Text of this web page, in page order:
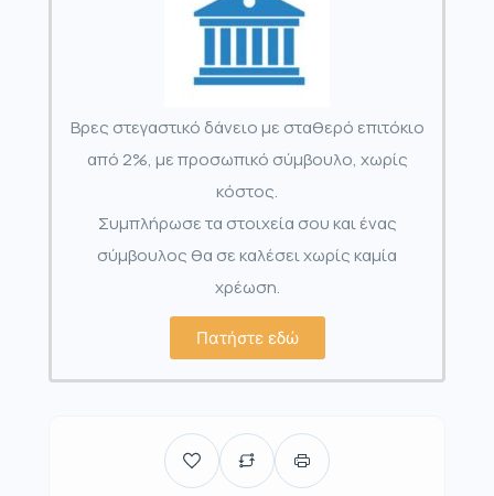
Βρες στεγαστικό δάνειο με σταθερό επιτόκιο
από 2%, με προσωπικό σύμβουλο, χωρίς
κόστος.
Συμπλήρωσε τα στοιχεία σου και ένας
σύμβουλος θα σε καλέσει χωρίς καμία
χρέωση.
Πατήστε εδώ